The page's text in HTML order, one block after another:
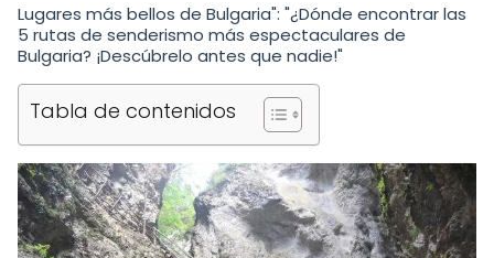
Lugares más bellos de Bulgaria": "¿Dónde encontrar las
5 rutas de senderismo más espectaculares de
Bulgaria? ¡Descúbrelo antes que nadie!"
Tabla de contenidos